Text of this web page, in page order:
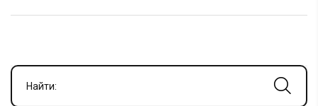
Найти: